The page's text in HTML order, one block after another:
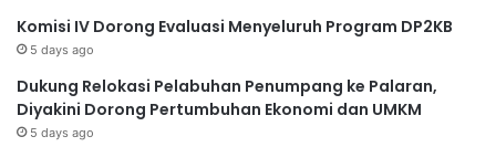
Komisi IV Dorong Evaluasi Menyeluruh Program DP2KB
5 days ago
Dukung Relokasi Pelabuhan Penumpang ke Palaran,
Diyakini Dorong Pertumbuhan Ekonomi dan UMKM
5 days ago